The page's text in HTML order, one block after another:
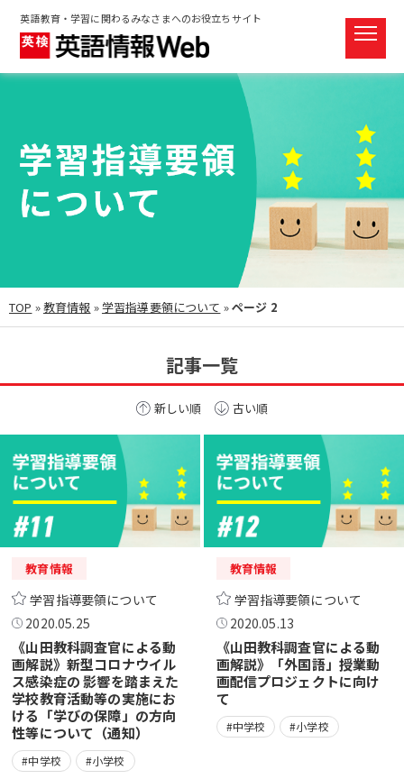
英語教育・学習に関わるみなさまへのお役立ちサイト
TOP »教育情報 »学習指導要領について »ページ 2
記事一覧
新しい順 古い順
教育情報
学習指導要領について
2020.05.25
《山田教科調査官による動
画解説》新型コロナウイル
ス感染症の 影響を踏まえた
学校教育活動等の実施にお
ける「学びの保障」の方向
性等について（通知）
#中学校 #小学校
教育情報
学習指導要領について
2020.05.13
《山田教科調査官による動
画解説》「外国語」授業動
画配信プロジェクトに向け
て
#中学校 #小学校